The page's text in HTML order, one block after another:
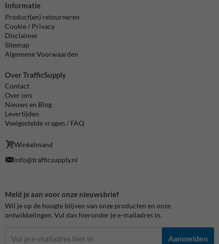
Informatie
Product(en) retourneren
Cookie / Privacy
Disclaimer
Sitemap
Algemene Voorwaarden
Over TrafficSupply
Contact
Over ons
Nieuws en Blog
Levertijden
Veelgestelde vragen / FAQ
Winkelmand
info@trafficsupply.nl
Meld je aan voor onze nieuwsbrief
Wil je op de hoogte blijven van onze producten en onze
ontwikkelingen. Vul dan hieronder je e-mailadres in.
Aanmelden